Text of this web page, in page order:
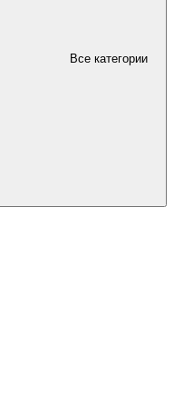
Все категории